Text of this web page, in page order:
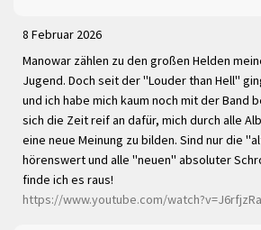
8 Februar 2026
Manowar zählen zu den großen Helden
Jugend. Doch seit der "Louder than Hell"
und ich habe mich kaum noch mit der Band
sich die Zeit reif an dafür, mich durch alle
eine neue Meinung zu bilden. Sind nur die
hörenswert und alle "neuen" absoluter
finde ich es raus!
https://www.youtube.com/